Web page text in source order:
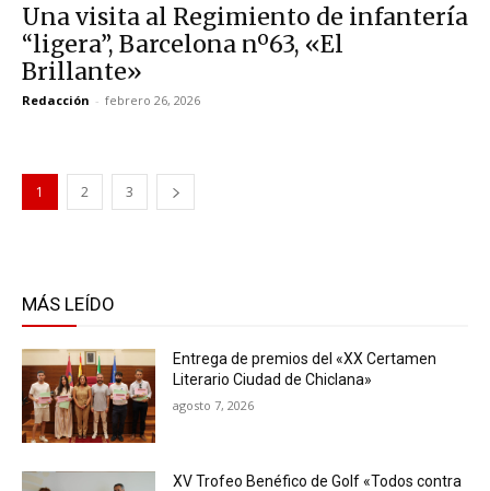
Una visita al Regimiento de infantería
“ligera”, Barcelona nº63, «El
Brillante»
Redacción - febrero 26, 2026
1 2 3
MÁS LEÍDO
Entrega de premios del «XX Certamen
Literario Ciudad de Chiclana»
agosto 7, 2026
XV Trofeo Benéfico de Golf «Todos contra